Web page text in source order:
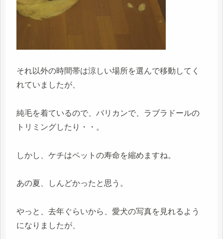
それ以外の時間帯は涼しい場所を選んで移動してく
れていましたが、
純毛を着ているので、バリカンで、ラブラドールの
トリミングしたり・・。
しかし、ケチはペットの寿命を縮めますね。
あの夏、しんどかったと思う。
やっと、去年ぐらいから、愛犬の写真を見れるよう
になりましたが、